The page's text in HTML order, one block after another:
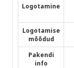
Logotamine
Logotamise
mõõdud
Pakendi
info